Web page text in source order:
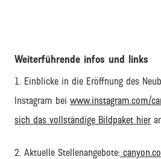
Weiterführende infos und links
1. Einblicke in die Eröffnung des
Instagram bei www.instagram.com/
sich das vollständige Bildpaket hier
2. Aktuelle Stellenangebote: